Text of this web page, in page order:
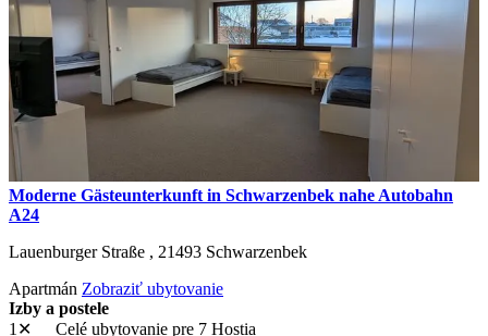
Moderne Gästeunterkunft in Schwarzenbek nahe Autobahn
A24
Lauenburger Straße , 21493 Schwarzenbek
Apartmán Zobraziť ubytovanie
Izby a postele
1✕
Celé ubytovanie pre 7 Hostia